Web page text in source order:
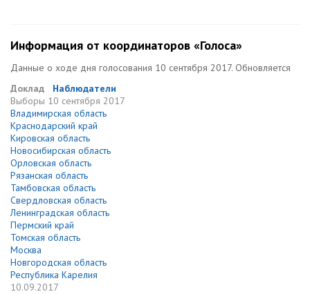
Информация от координаторов «Голоса»
Данные о ходе дня голосования 10 сентября 2017. Обновляется
Доклад
Наблюдатели
Выборы 10 сентября 2017
Владимирская область
Краснодарский край
Кировская область
Новосибирская область
Орловская область
Рязанская область
Тамбовская область
Свердловская область
Ленинградская область
Пермский край
Томская область
Москва
Новгородская область
Республика Карелия
10.09.2017